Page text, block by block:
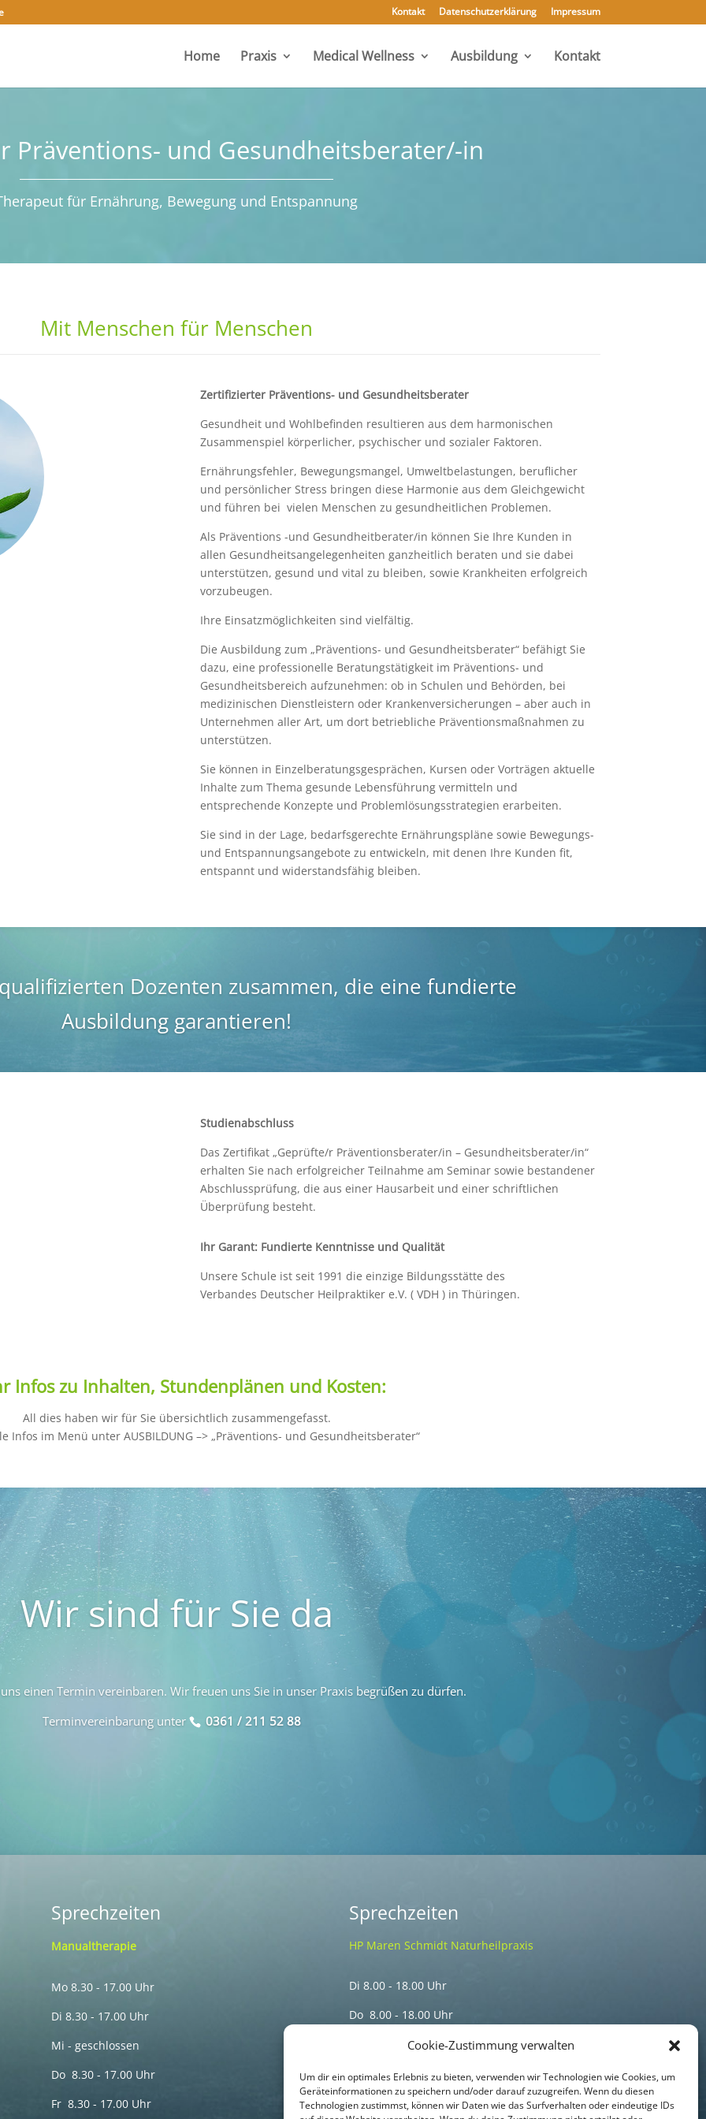
Cookie-Zustimmung verwalten
Um dir ein optimales Erlebnis zu bieten, verwenden wir Technologien wie Cookies, um
Geräteinformationen zu speichern und/oder darauf zuzugreifen. Wenn du diesen
Technologien zustimmst, können wir Daten wie das Surfverhalten oder eindeutige IDs
Kontakt Datenschutzerklärung Impressum
Home Praxis Medical Wellness Ausbildung Kontakt
Präventions- und Gesundheitsberater/-in
für Ernährung, Bewegung und Entspannung
Mit Menschen für Menschen
Zertifizierter Präventions- und Gesundheitsberater
Gesundheit und Wohlbefinden resultieren aus dem harmonischen
Zusammenspiel körperlicher, psychischer und sozialer Faktoren.
Ernährungsfehler, Bewegungsmangel, Umweltbelastungen, beruflicher
und persönlicher Stress bringen diese Harmonie aus dem Gleichgewicht
und führen bei vielen Menschen zu gesundheitlichen Problemen.
Als Präventions -und Gesundheitberater/in können Sie Ihre Kunden in
allen Gesundheitsangelegenheiten ganzheitlich beraten und sie dabei
unterstützen, gesund und vital zu bleiben, sowie Krankheiten erfolgreich
vorzubeugen.
Ihre Einsatzmöglichkeiten sind vielfältig.
Die Ausbildung zum „Präventions- und Gesundheitsberater“ befähigt Sie
dazu, eine professionelle Beratungstätigkeit im Präventions- und
Gesundheitsbereich aufzunehmen: ob in Schulen und Behörden, bei
medizinischen Dienstleistern oder Krankenversicherungen – aber auch in
Unternehmen aller Art, um dort betriebliche Präventionsmaßnahmen zu
unterstützen.
Sie können in Einzelberatungsgesprächen, Kursen oder Vorträgen aktuelle
Inhalte zum Thema gesunde Lebensführung vermitteln und
entsprechende Konzepte und Problemlösungsstrategien erarbeiten.
Sie sind in der Lage, bedarfsgerechte Ernährungspläne sowie Bewegungs-
und Entspannungsangebote zu entwickeln, mit denen Ihre Kunden fit,
entspannt und widerstandsfähig bleiben.
Dozenten zusammen, die eine fundierte
Ausbildung garantieren!
Studienabschluss
Das Zertifikat „Geprüfte/r Präventionsberater/in – Gesundheitsberater/in“
erhalten Sie nach erfolgreicher Teilnahme am Seminar sowie bestandener
Abschlussprüfung, die aus einer Hausarbeit und einer schriftlichen
Überprüfung besteht.
Ihr Garant: Fundierte Kenntnisse und Qualität
Unsere Schule ist seit 1991 die einzige Bildungsstätte des
Verbandes Deutscher Heilpraktiker e.V. ( VDH ) in Thüringen.
Infos zu Inhalten, Stundenplänen und Kosten:
All dies haben wir für Sie übersichtlich zusammengefasst.
Infos im Menü unter AUSBILDUNG –> „Präventions- und Gesundheitsberater“
Wir sind für Sie da
einen Termin vereinbaren. Wir freuen uns Sie in unser Praxis begrüßen zu dürfen.
Terminvereinbarung unter
0361 / 211 52 88
Sprechzeiten
Manualtherapie
Mo 8.30 - 17.00 Uhr
Di 8.30 - 17.00 Uhr
Mi - geschlossen
Do 8.30 - 17.00 Uhr
Fr 8.30 - 17.00 Uhr
Sprechzeiten
HP Maren Schmidt Naturheilpraxis
Di 8.00 - 18.00 Uhr
Do 8.00 - 18.00 Uhr
Termine nur nach telefonischer Vereinbarung